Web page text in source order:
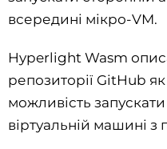
всередині мікро-VM.
Hyperlight Wasm
репозиторії GitHub
можливість
віртуальній машині з